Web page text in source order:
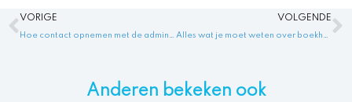
Vorige
VORIGE
Hoe contact opnemen met de administratie van de OV-chipkaart? – Administratie OV-chipkaart: Zo neem je contact op met de administratie van de OV-chipkaart
VOLGENDE
Alles wat je moet weten over boekhouden kruisposten
Anderen bekeken ook